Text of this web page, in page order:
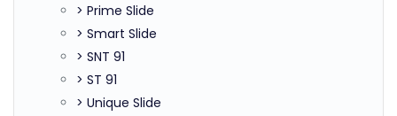
> Prime Slide
> Smart Slide
> SNT 91
> ST 91
> Unique Slide